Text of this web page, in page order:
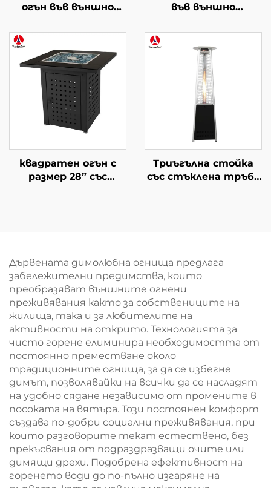
огън във външно
във външно
квадратен огън с
размер 28” със
Триъгълна стойка
със стъклена тръба
Дървената димолюбна огнища предлага
забележителни предимства, които
преобразяват външните огнени
преживявания както за собствениците на
жилища, така и за любителите на
активности на открито. Технологията за
чисто горене елиминира необходимостта от
постоянно преместване около
традиционните огнища, за да се избегне
димът, позволявайки на всички да се насладят
на удобно сядане независимо от промените в
посоката на вятъра. Този постоянен комфорт
създава по-добри социални преживявания, при
които разговорите текат естествено, без
прекъсвания от подраздразващи очите или
димящи дрехи. Подобрена ефективност на
горенето води до по-пълно изгаряне на